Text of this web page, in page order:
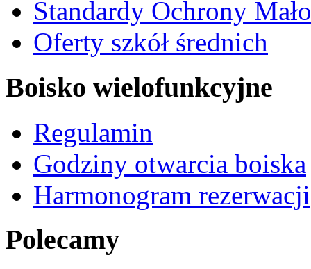
Standardy Ochrony
Oferty szkół średnich
Boisko wielofunkcyjne
Regulamin
Godziny otwarcia boiska
Harmonogram rezerwacji
Polecamy